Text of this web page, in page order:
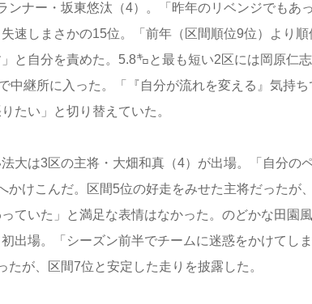
ンナー・坂東悠汰（4）。「昨年のリベンジでもあ
速しまさかの15位。「前年（区間順位9位）より
と自分を責めた。5.8㌔と最も短い2区には岡原仁
中継所に入った。「『自分が流れを変える』気持
たい」と切り替えていた。
大は3区の主将・大畑和真（4）が出場。「自分の
かけこんだ。区間5位の好走をみせた主将だったが
ていた」と満足な表情はなかった。のどかな田園
出場。「シーズン前半でチームに迷惑をかけてし
たが、区間7位と安定した走りを披露した。